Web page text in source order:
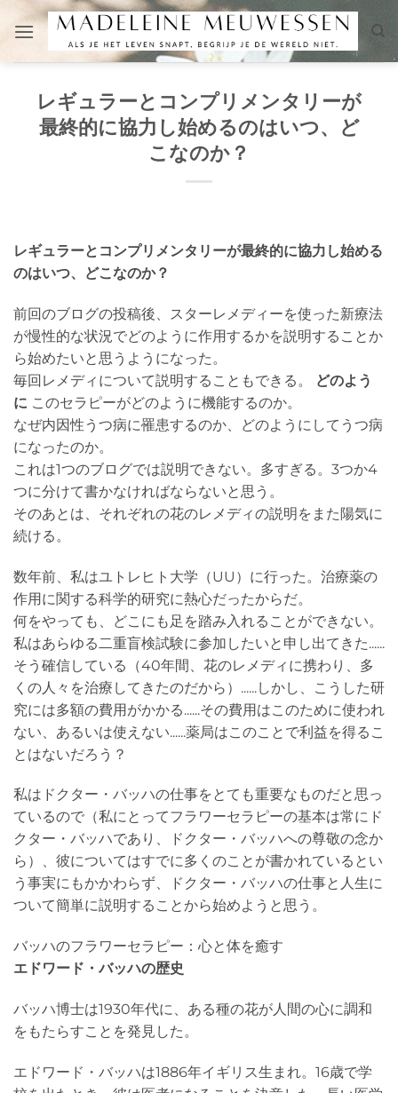
content
レギュラーとコンプリメンタリーが
最終的に協力し始めるのはいつ、ど
こなのか？
レギュラーとコンプリメンタリーが最終的に協力し始める
のはいつ、どこなのか？
前回のブログの投稿後、スターレメディーを使った新療法
が慢性的な状況でどのように作用するかを説明することか
ら始めたいと思うようになった。
毎回レメディについて説明することもできる。
どのよう
に このセラピーがどのように機能するのか。
なぜ内因性うつ病に罹患するのか、どのようにしてうつ病
になったのか。
これは1つのブログでは説明できない。多すぎる。3つか4
つに分けて書かなければならないと思う。
そのあとは、それぞれの花のレメディの説明をまた陽気に
続ける。
数年前、私はユトレヒト大学（UU）に行った。治療薬の
作用に関する科学的研究に熱心だったからだ。
何をやっても、どこにも足を踏み入れることができない。
私はあらゆる二重盲検試験に参加したいと申し出てきた......
そう確信している（40年間、花のレメディに携わり、多
くの人々を治療してきたのだから）......しかし、こうした研
究には多額の費用がかかる......その費用はこのために使われ
ない、あるいは使えない......薬局はこのことで利益を得るこ
とはないだろう？
私はドクター・バッハの仕事をとても重要なものだと思っ
ているので（私にとってフラワーセラピーの基本は常にド
クター・バッハであり、ドクター・バッハへの尊敬の念か
ら）、彼についてはすでに多くのことが書かれているとい
う事実にもかかわらず、ドクター・バッハの仕事と人生に
ついて簡単に説明することから始めようと思う。
バッハのフラワーセラピー：心と体を癒す
エドワード・バッハの歴史
バッハ博士は1930年代に、ある種の花が人間の心に調和
をもたらすことを発見した。
エドワード・バッハは1886年イギリス生まれ。16歳で学